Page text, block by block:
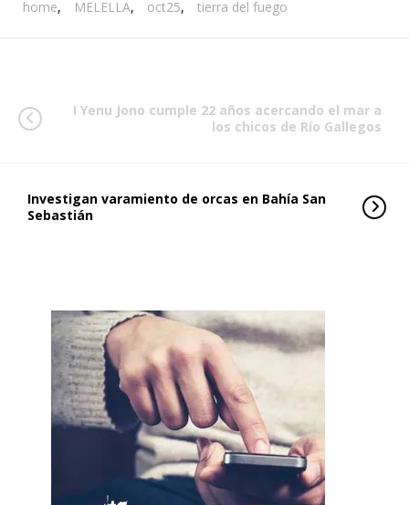
home, MELELLA, oct25, tierra del fuego
I Yenu Jono cumple 22 años acercando el mar a
los chicos de Río Gallegos
Investigan varamiento de orcas en Bahía San
Sebastián